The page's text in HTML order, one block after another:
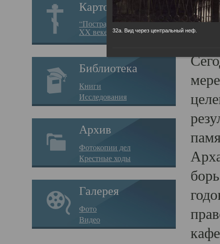
Картотека
“Пострадавшие за веру в
XX веке на Севере”
Библиотека
Книги
Исследования
Архив
Фотокопии дел
Крестные ходы
Галерея
Фото
Видео
32а. Вид через центральный неф.